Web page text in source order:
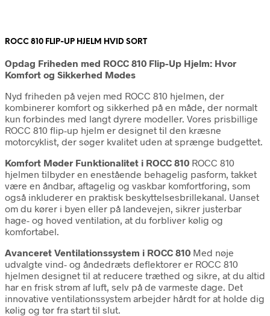
ROCC 810 FLIP-UP HJELM HVID SORT
Opdag Friheden med ROCC 810 Flip-Up Hjelm: Hvor
Komfort og Sikkerhed Mødes
Nyd friheden på vejen med ROCC 810 hjelmen, der
kombinerer komfort og sikkerhed på en måde, der normalt
kun forbindes med langt dyrere modeller. Vores prisbillige
ROCC 810 flip-up hjelm er designet til den kræsne
motorcyklist, der søger kvalitet uden at sprænge budgettet.
Komfort Møder Funktionalitet i ROCC 810 ROCC 810
hjelmen tilbyder en enestående behagelig pasform, takket
være en åndbar, aftagelig og vaskbar komfortforing, som
også inkluderer en praktisk beskyttelsesbrillekanal. Uanset
om du kører i byen eller på landevejen, sikrer justerbar
hage- og hoved ventilation, at du forbliver kølig og
komfortabel.
Avanceret Ventilationssystem i ROCC 810 Med nøje
udvalgte vind- og åndedræts deflektorer er ROCC 810
hjelmen designet til at reducere træthed og sikre, at du altid
har en frisk strøm af luft, selv på de varmeste dage. Det
innovative ventilationssystem arbejder hårdt for at holde dig
kølig og tør fra start til slut.